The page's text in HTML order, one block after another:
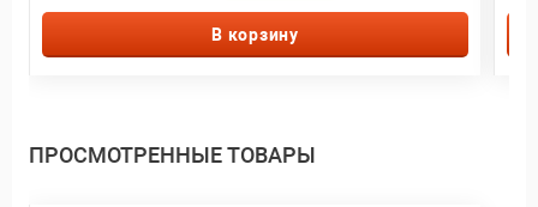
В корзину
ПРОСМОТРЕННЫЕ ТОВАРЫ